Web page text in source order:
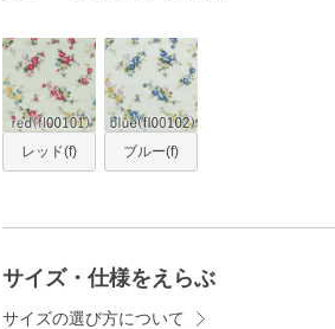
レッド(f) ブルー(f)
サイズ・仕様をえらぶ
サイズの選び方について